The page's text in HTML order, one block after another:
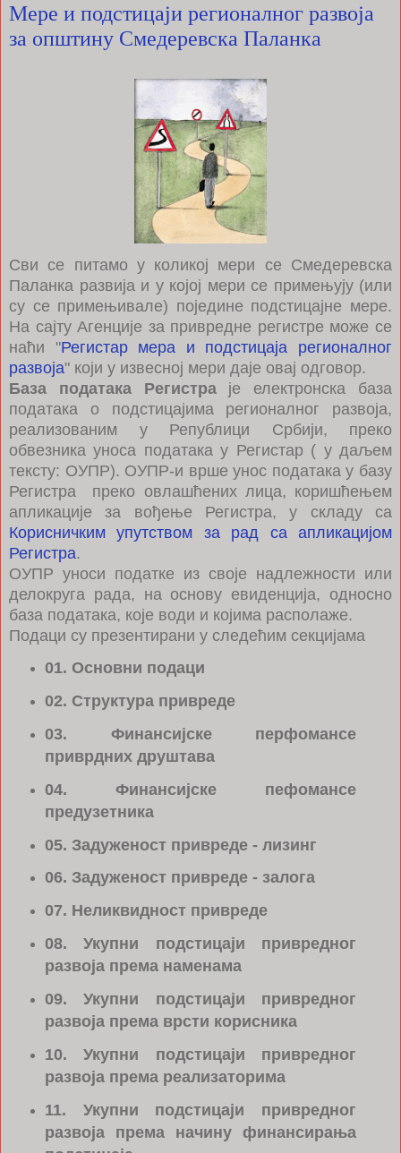
Мере и подстицаји регионалног развоја
за општину Смедеревска Паланка
Сви се питамо у коликој мери се Смедеревска
Паланка развија и у којој мери се примењују (или
су се примењивале) поједине подстицајне мере.
На сајту Агенције за привредне регистре може се
наћи "Регистар мера и подстицаја регионалног
развоја" који у извесној мери даје овај одговор.
База података Регистраје електронска база
података о подстицајима регионалног развоја,
реализованим у Републици Србији, преко
обвезника уноса података у Регистар ( у даљем
тексту: ОУПР). ОУПР-и врше унос података у базу
Регистра преко овлашћених лица, коришћењем
апликације за вођење Регистра, у складу са
Корисничким упутством за рад са апликацијом
Регистра.
ОУПР уноси податке из своје надлежности или
делокруга рада, на основу евиденција, односно
база података, које води и којима располаже.
Подаци су презентирани у следећим секцијама
01. Основни подаци
02. Структура привреде
03. Финансијске перфомансе
приврдних друштава
04. Финансијске пефомансе
предузетника
05. Задуженост привреде - лизинг
06. Задуженост привреде - залога
07. Неликвидност привреде
08. Укупни подстицаји привредног
развоја према наменама
09. Укупни подстицаји привредног
развоја према врсти корисника
10. Укупни подстицаји привредног
развоја према реализаторима
11. Укупни подстицаји привредног
развоја према начину финансирања